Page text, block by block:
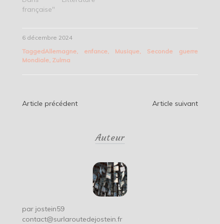
française"
6 décembre 2024
TaggedAllemagne, enfance, Musique
Seconde guerre
Mondiale, Zulma
Navigation
Article précédent Article suivant
Auteur
par jostein59
contact@surlaroutedejostein.fr